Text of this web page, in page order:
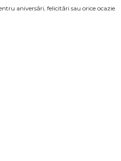
aniversări, felicitări sau orice ocazie